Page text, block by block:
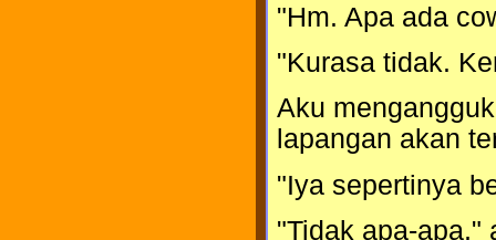
"Hm. Apa ada
"Kurasa tidak.
Aku
lapangan akan
"Iya sepertinya
"Tidak apa-apa,"